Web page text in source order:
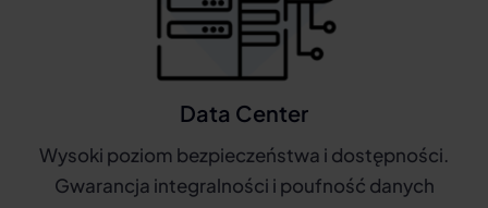
Data Center
Wysoki poziom bezpieczeństwa i dostępności.
Gwarancja integralności i poufność danych